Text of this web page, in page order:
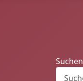
Suchen